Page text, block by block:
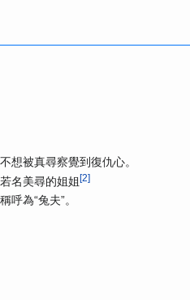
不想被真尋察覺到復仇心。
名美尋的姐姐[2]
為“兔夫”。